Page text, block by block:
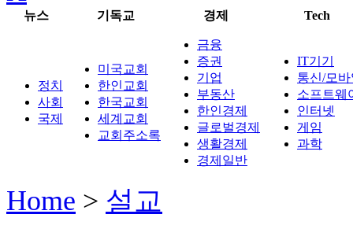
뉴스 기독교 경제 Tech
정치
사회
국제
미국교회
한인교회
한국교회
세계교회
교회주소록
금융
증권
기업
부동산
한인경제
글로벌경제
생활경제
경제일반
IT기기
통신/모
소프트웨
인터넷
게임
과학
Home > 설교